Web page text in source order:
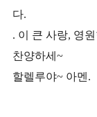
다.
. 이 큰 사랑, 영
찬양하세~
할렐루야~ 아멘.